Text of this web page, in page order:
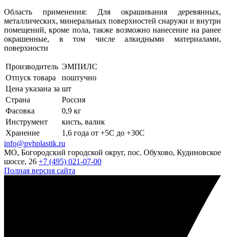
Область применения: Для окрашивания деревянных,
металлических, минеральных поверхностей снаружи и внутри
помещений, кроме пола, также возможно нанесение на ранее
окрашенные, в том числе алкидными материалами,
поверхности
Производитель ЭМПИЛС
Отпуск товара
поштучно
Цена указана за шт
Страна
Россия
Фасовка
0,9 кг
Инструмент
кисть, валик
Хранение
1,6 года от +5С до +30С
info@pvhplastik.ru
МО, Богородский городской округ, пос. Обухово, Кудиновское
шоссе, 26 +7 (495) 021-07-00
Полная версия сайта